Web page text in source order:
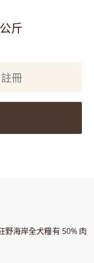
斤
冊
野海岸全犬糧有 50% 肉